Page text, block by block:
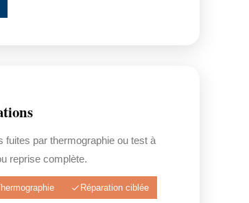
fuites par thermographie ou test à
reprise complète.
Réparation ciblée